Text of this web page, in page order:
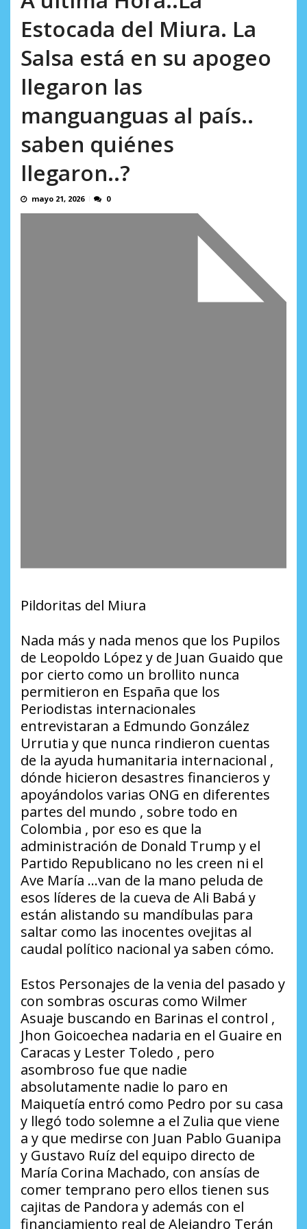
plena y el cierre definitivo de su caso...
AGOSTO 8, 2026
Estocada del Miura. La
Salsa está en su apogeo
llegaron las
manguanguas al país..
saben quiénes
llegaron..?
mayo 21, 2026 0
Pildoritas del Miura
Nada más y nada menos que los Pupilos
de Leopoldo López y de Juan Guaido que
por cierto como un brollito nunca
permitieron en España que los
Periodistas internacionales
entrevistaran a Edmundo González
Urrutia y que nunca rindieron cuentas
de la ayuda humanitaria internacional ,
dónde hicieron desastres financieros y
apoyándolos varias ONG en diferentes
partes del mundo , sobre todo en
Colombia , por eso es que la
administración de Donald Trump y el
Partido Republicano no les creen ni el
Ave María …van de la mano peluda de
esos líderes de la cueva de Ali Babá y
están alistando su mandíbulas para
saltar como las inocentes ovejitas al
caudal político nacional ya saben cómo.
Estos Personajes de la venia del pasado y
con sombras oscuras como Wilmer
Asuaje buscando en Barinas el control ,
Jhon Goicoechea nadaria en el Guaire en
Caracas y Lester Toledo , pero
asombroso fue que nadie
absolutamente nadie lo paro en
Maiquetía entró como Pedro por su casa
y llegó todo solemne a el Zulia que viene
a y que medirse con Juan Pablo Guanipa
y Gustavo Ruíz del equipo directo de
María Corina Machado, con ansías de
comer temprano pero ellos tienen sus
cajitas de Pandora y además con el
financiamiento real de Alejandro Terán